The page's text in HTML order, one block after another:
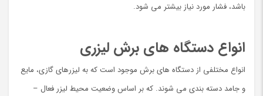
باشد، فشار مورد نیاز بیشتر می شود.
انواع دستگاه های برش لیزری
انواع مختلفی از دستگاه های برش موجود است که به لیزرهای گازی، مایع
و جامد دسته بندی می شوند. که بر اساس وضعیت محیط لیزر فعال –